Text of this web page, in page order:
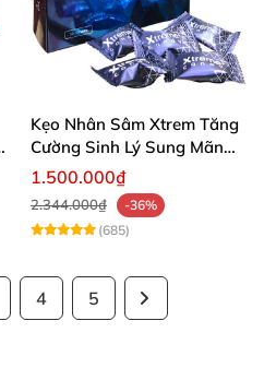
Kẹo Nhân Sâm Xtrem Tăng
Cường Sinh Lý Sung Mãn
Khi Lâm Trận
1.500.000₫
2.344.000₫
-36%
(685)
4 5